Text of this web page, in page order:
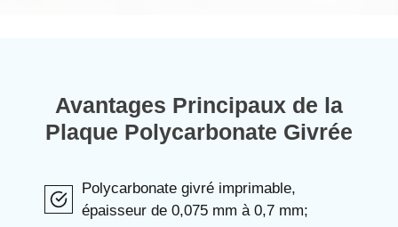
Avantages Principaux de la
Plaque Polycarbonate Givrée
Polycarbonate givré imprimable,
épaisseur de 0,075 mm à 0,7 mm;